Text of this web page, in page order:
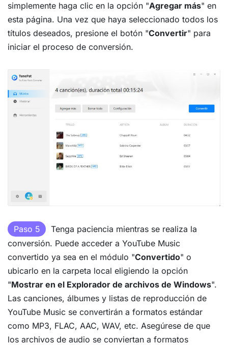
simplemente haga clic en la opción "Agregar más" en
esta página. Una vez que haya seleccionado todos los
títulos deseados, presione el botón "Convertir" para
iniciar el proceso de conversión.
Paso 5
Tenga paciencia mientras se realiza la
conversión. Puede acceder a YouTube Music
convertido ya sea en el módulo "Convertido" o
ubicarlo en la carpeta local eligiendo la opción
"Mostrar en el Explorador de archivos de Windows".
Las canciones, álbumes y listas de reproducción de
YouTube Music se convertirán a formatos estándar
como MP3, FLAC, AAC, WAV, etc. Asegúrese de que
los archivos de audio se conviertan a formatos